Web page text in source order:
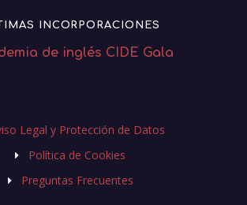
INCORPORACIONES
de inglés CIDE Gala
Legal y Protección de Datos
Política de Cookies
Preguntas Frecuentes